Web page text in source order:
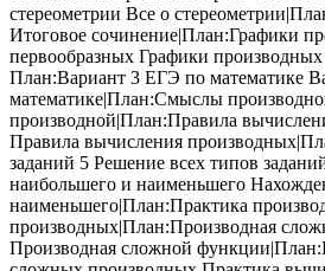
стереометрии Все о
Итоговое сочинение|План:Графики
первообразных Графики
План:Вариант 3 ЕГЭ по математике
математике|План:Смыслы
производной|План:Правила
Правила вычисления
заданий 5 Решение всех типов
наибольшего и наименьшего
наименьшего|План:Практика
производных|План:Производная
Производная сложной